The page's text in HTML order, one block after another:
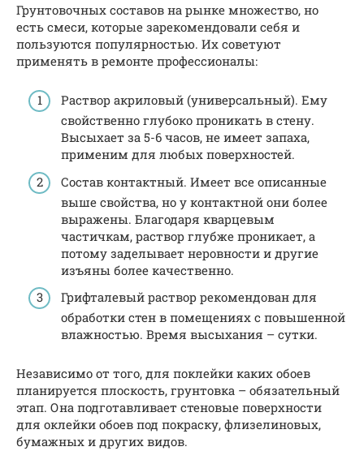
Грунтовочных составов на рынке множество, но
есть смеси, которые зарекомендовали себя и
пользуются популярностью. Их советуют
применять в ремонте профессионалы:
Раствор акриловый (универсальный). Ему
свойственно глубоко проникать в стену.
Высыхает за 5-6 часов, не имеет запаха,
применим для любых поверхностей.
Состав контактный. Имеет все описанные
выше свойства, но у контактной они более
выражены. Благодаря кварцевым
частичкам, раствор глубже проникает, а
потому заделывает неровности и другие
изъяны более качественно.
Грифталевый раствор рекомендован для
обработки стен в помещениях с повышенной
влажностью. Время высыхания – сутки.
Независимо от того, для поклейки каких обоев
планируется плоскость, грунтовка – обязательный
этап. Она подготавливает стеновые поверхности
для оклейки обоев под покраску, флизелиновых,
бумажных и других видов.